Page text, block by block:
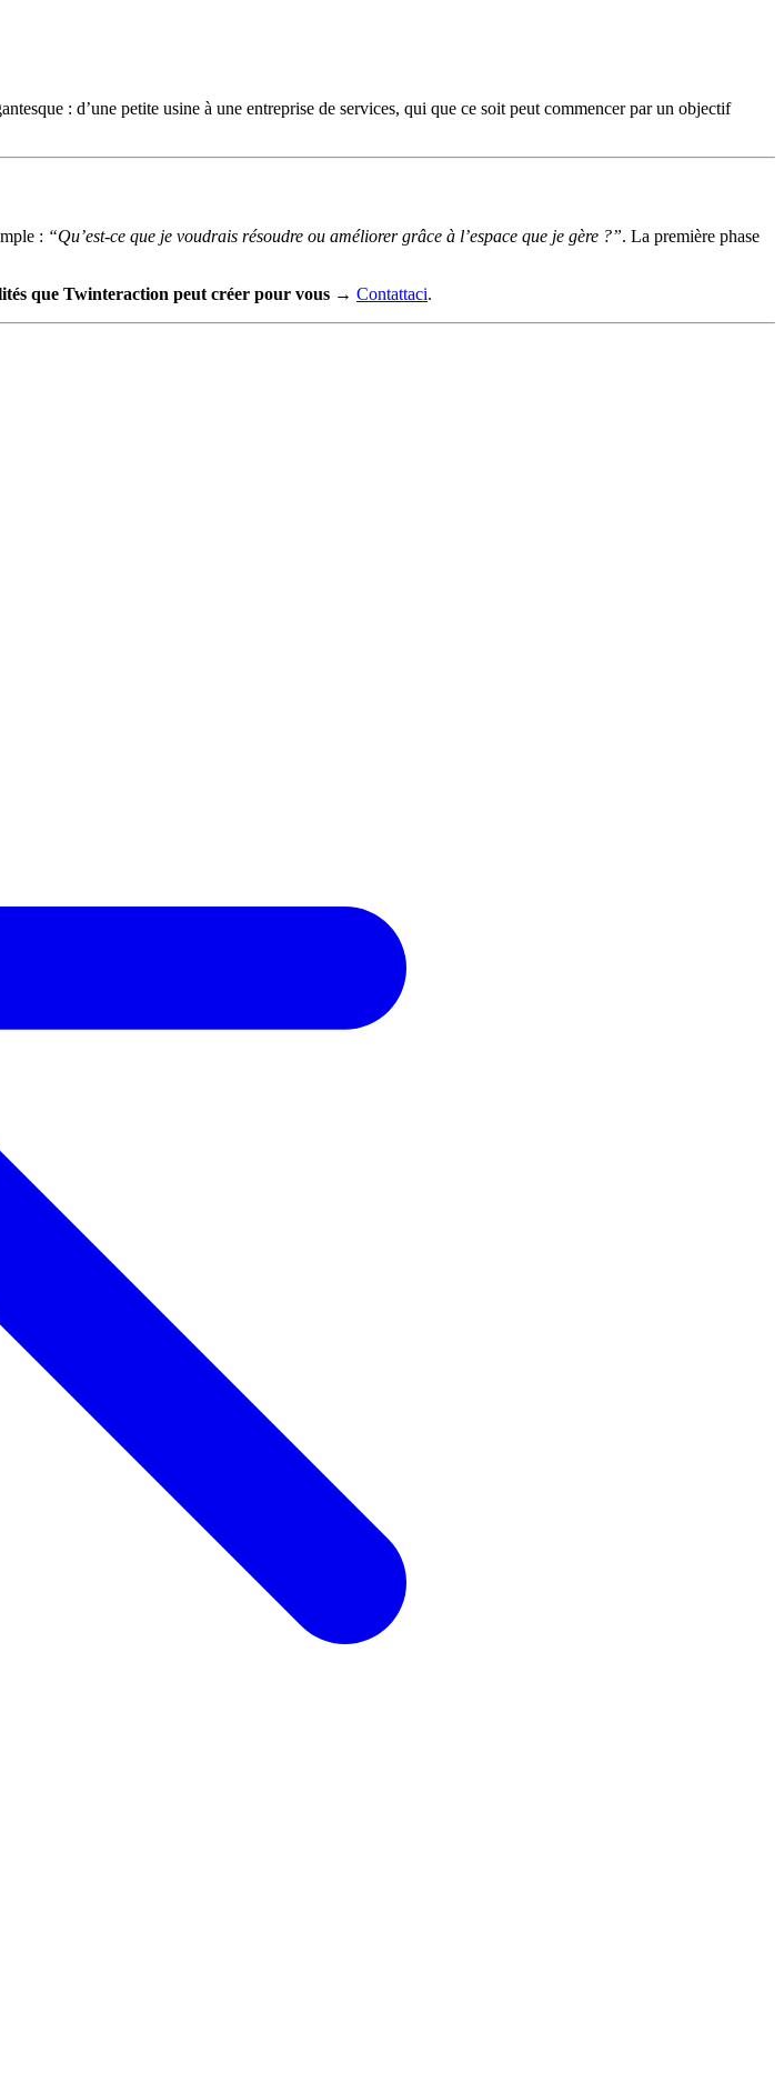
: d’une petite usine à une entreprise de services, qui que ce soit peut commencer par un objectif
: “Qu’est-ce que je voudrais résoudre ou améliorer grâce à l’espace que je gère ?”. La première phase
que Twinteraction peut créer pour vous → Contattaci.